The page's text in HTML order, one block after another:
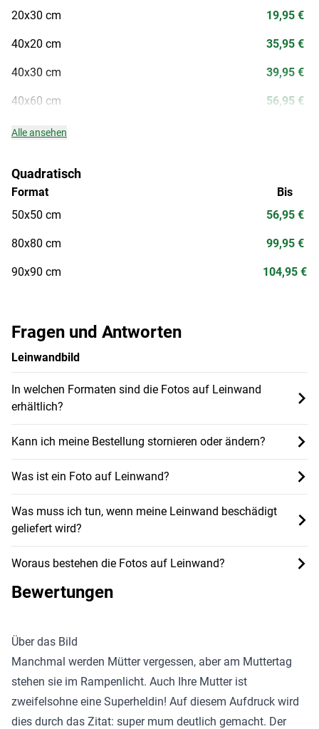
Fragen und Antworten
Leinwandbild
In welchen Formaten sind die Fotos auf Leinwand
erhältlich?
Kann ich meine Bestellung stornieren oder ändern?
Was ist ein Foto auf Leinwand?
Was muss ich tun, wenn meine Leinwand beschädigt
geliefert wird?
Woraus bestehen die Fotos auf Leinwand?
20x30 cm
40x20 cm
40x30 cm
40x60 cm
19,95 €
35,95 €
39,95 €
56,95 €
Alle ansehen
Quadratisch
Format
50x50 cm
80x80 cm
90x90 cm
Bis
56,95 €
99,95 €
104,95 €
Bewertungen
Über das Bild
Manchmal werden Mütter vergessen, aber am Muttertag
stehen sie im Rampenlicht. Auch Ihre Mutter ist
zweifelsohne eine Superheldin! Auf diesem Aufdruck wird
dies durch das Zitat: super mum deutlich gemacht. Der